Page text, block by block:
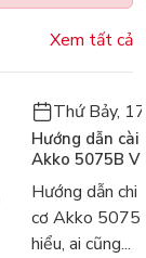
Xem tất cả
Thứ Bảy,
Hướng dẫn
Akko 5075B
Hướng dẫn
cơ Akko
hiểu, ai cũng...